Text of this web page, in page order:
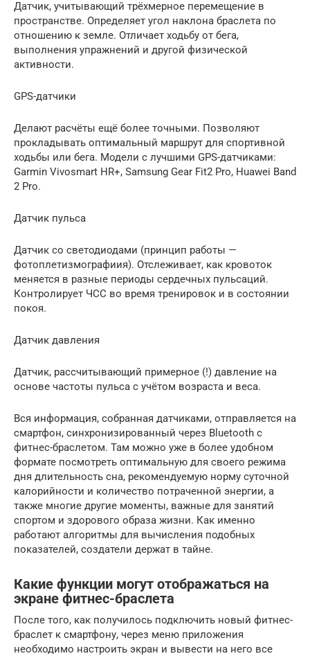
Датчик, учитывающий трёхмерное перемещение в
пространстве. Определяет угол наклона браслета по
отношению к земле. Отличает ходьбу от бега,
выполнения упражнений и другой физической
активности.
GPS-датчики
Делают расчёты ещё более точными. Позволяют
прокладывать оптимальный маршрут для спортивной
ходьбы или бега. Модели с лучшими GPS-датчиками:
Garmin Vivosmart HR+, Samsung Gear Fit2 Pro, Huawei Band
2 Pro.
Датчик пульса
Датчик со светодиодами (принцип работы —
фотоплетизмографиия). Отслеживает, как кровоток
меняется в разные периоды сердечных пульсаций.
Контролирует ЧСС во время тренировок и в состоянии
покоя.
Датчик давления
Датчик, рассчитывающий примерное (!) давление на
основе частоты пульса с учётом возраста и веса.
Вся информация, собранная датчиками, отправляется на
смартфон, синхронизированный через Bluetooth с
фитнес-браслетом. Там можно уже в более удобном
формате посмотреть оптимальную для своего режима
дня длительность сна, рекомендуемую норму суточной
калорийности и количество потраченной энергии, а
также многие другие моменты, важные для занятий
спортом и здорового образа жизни. Как именно
работают алгоритмы для вычисления подобных
показателей, создатели держат в тайне.
Какие функции могут отображаться на
экране фитнес-браслета
После того, как получилось подключить новый фитнес-
браслет к смартфону, через меню приложения
необходимо настроить экран и вывести на него все